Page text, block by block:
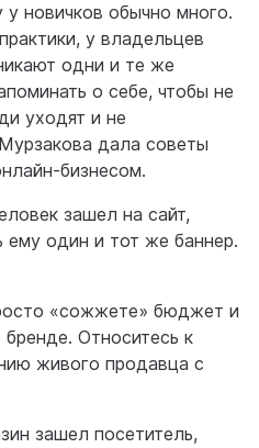
у новичков обычно много.
у владельцев
одни и те же
о себе, чтобы не
уходят и не
дала советы
бизнесом.
зашел на сайт,
один и тот же баннер.
«сожжете» бюджет и
бренде. Относитесь к
живого продавца с
зашел посетитель,